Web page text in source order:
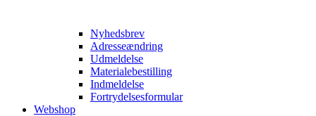
Nyhedsbrev
Adresseændring
Udmeldelse
Materialebestilling
Indmeldelse
Fortrydelsesformular
Webshop